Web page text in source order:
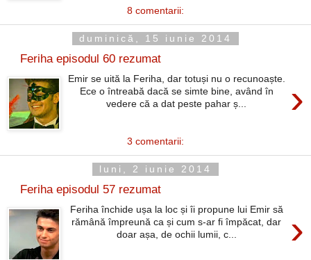
8 comentarii:
duminică, 15 iunie 2014
Feriha episodul 60 rezumat
›
Emir se uită la Feriha, dar totuși nu o recunoaște.
Ece o întreabă dacă se simte bine, având în
vedere că a dat peste pahar ș...
3 comentarii:
luni, 2 iunie 2014
Feriha episodul 57 rezumat
›
Feriha închide ușa la loc și îi propune lui Emir să
rămână împreună ca și cum s-ar fi împăcat, dar
doar așa, de ochii lumii, c...